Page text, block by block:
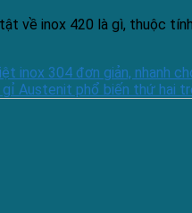
về inox 420 là gì, thuộc
inox 304 đơn giản, nhanh
Austenit phổ biến thứ hai